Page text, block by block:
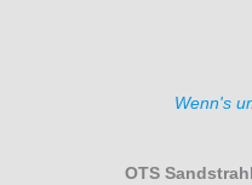
Wenn's
OTS